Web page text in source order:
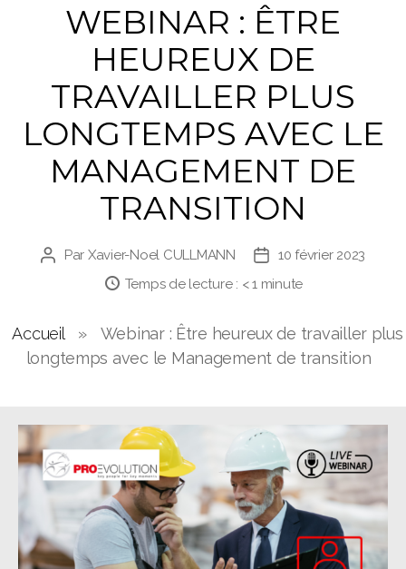
WEBINAR : ÊTRE
HEUREUX DE
TRAVAILLER PLUS
LONGTEMPS AVEC LE
MANAGEMENT DE
TRANSITION
Auteur
Par Xavier-Noel CULLMANN
Date
de
10 février 2023
Temps de lecture : < 1 minute
Accueil »
Webinar : Être heureux de travailler plus
longtemps avec le Management de transition